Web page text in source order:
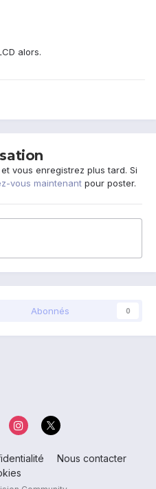
alors.
vous enregistrez plus tard. Si
vous maintenant pour poster.
Abonnés 0
Nous contacter